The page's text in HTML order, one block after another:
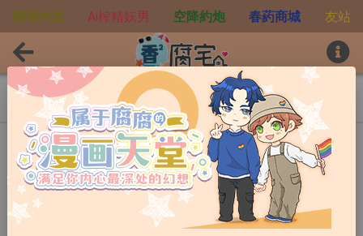
翻墙神器 Ai榨精妖男 空降約炮 春葯商城 友站
初恋
作者:すもも
连载中
订阅:
450
觀看數: 19836